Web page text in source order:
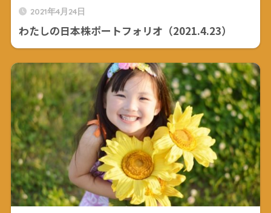
2021年4月24日
わたしの日本株ポートフォリオ（2021.4.23）